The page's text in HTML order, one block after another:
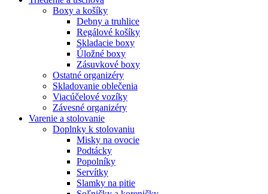
Boxy a košíky
Debny a truhlice
Regálové košíky
Skladacie boxy
Úložné boxy
Zásuvkové boxy
Ostatné organizéry
Skladovanie oblečenia
Viacúčelové vozíky
Závesné organizéry
Varenie a stolovanie
Doplnky k stolovaniu
Misky na ovocie
Podtácky
Popolníky
Servítky
Slamky na pitie